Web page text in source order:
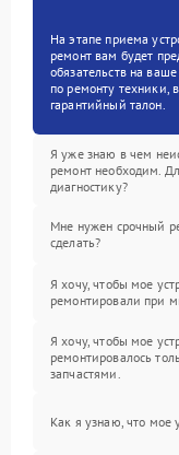
На этапе приема
ремонт вам будет
обязательств на
по ремонту техники,
гарантийный талон.
Я уже знаю в чем
ремонт необходим.
диагностику?
Мне нужен срочный
сделать?
Я хочу, чтобы мое
ремонтировали при
Я хочу, чтобы мое
ремонтировалось
запчастями.
Как я узнаю, что мое